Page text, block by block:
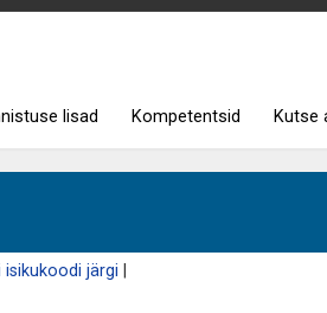
lisad Kompetentsid Kutse
järgi